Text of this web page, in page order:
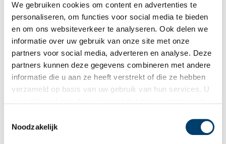
We gebruiken cookies om content en advertenties te
personaliseren, om functies voor social media te bieden
en om ons websiteverkeer te analyseren. Ook delen we
informatie over uw gebruik van onze site met onze
partners voor social media, adverteren en analyse. Deze
partners kunnen deze gegevens combineren met andere
informatie die u aan ze heeft verstrekt of die ze hebben
verzameld op basis van uw gebruik van hun services. U
Noodzakelijk
Gevel Herengracht 203. Foto: W. Schoonenberg / Digitaal Grachtenhuis.
Publicatiedatum: 10/02/2014